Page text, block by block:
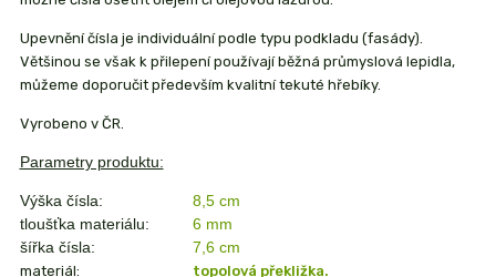
Upevnění čísla je individuální podle typu podkladu (fasády).
Většinou se však k přilepení používají běžná průmyslová lepidla,
můžeme doporučit především kvalitní tekuté hřebíky.
Vyrobeno v ČR.
Parametry produktu:
Výška čísla:
8,5 cm
tloušťka materiálu:
6 mm
šířka čísla:
7,6 cm
materiál: topolová překližka.